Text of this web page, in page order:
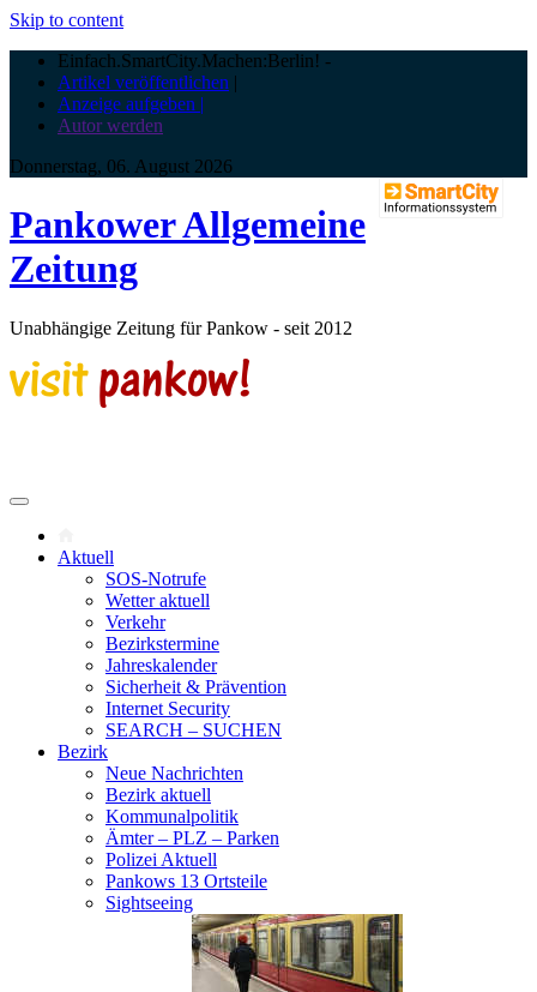
Skip to content
Einfach.SmartCity.Machen:Berlin! -
Artikel veröffentlichen |
Anzeige aufgeben |
Autor werden
Donnerstag, 06. August 2026
Pankower Allgemeine
Zeitung
Unabhängige Zeitung für Pankow - seit 2012
Aktuell
SOS-Notrufe
Wetter aktuell
Verkehr
Bezirkstermine
Jahreskalender
Sicherheit & Prävention
Internet Security
SEARCH – SUCHEN
Bezirk
Neue Nachrichten
Bezirk aktuell
Kommunalpolitik
Ämter – PLZ – Parken
Polizei Aktuell
Pankows 13 Ortsteile
Sightseeing